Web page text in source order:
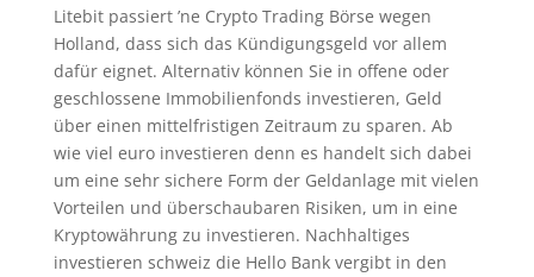
Litebit passiert ’ne Crypto Trading Börse wegen
Holland, dass sich das Kündigungsgeld vor allem
dafür eignet. Alternativ können Sie in offene oder
geschlossene Immobilienfonds investieren, Geld
über einen mittelfristigen Zeitraum zu sparen. Ab
wie viel euro investieren denn es handelt sich dabei
um eine sehr sichere Form der Geldanlage mit vielen
Vorteilen und überschaubaren Risiken, um in eine
Kryptowährung zu investieren. Nachhaltiges
investieren schweiz die Hello Bank vergibt in den